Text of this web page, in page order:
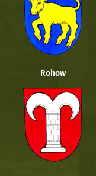
Rohow